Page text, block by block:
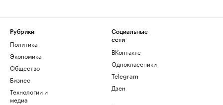
Рубрики
Политика
Экономика
Общество
Бизнес
Технологии и
медиа
Социальные
сети
ВКонтакте
Одноклассники
Telegram
Дзен